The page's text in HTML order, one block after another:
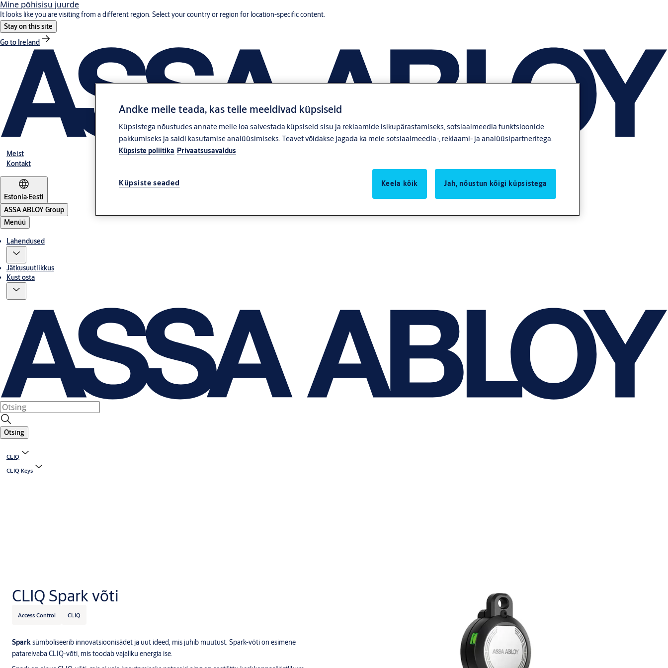
Mine põhisisu juurde
It looks like you are visiting from a different region. Select your country or region for location-specific content.
Stay on this site
Go to Ireland
Meist
Kontakt
Estonia·Eesti
ASSA ABLOY Group
Menüü
Lahendused
Jätkusuutlikkus
Kust osta
Otsing
CLIQ
CLIQ Keys
CLIQ Spark võti
Access Control CLIQ
Sparksümboliseerib innovatsioonisädet ja uut ideed, mis juhib muutust. Spark-võti on esimene
patareivaba CLIQ-võti, mis toodab vajaliku energia ise.
Andke meile teada, kas teile meeldivad küpsiseid
Küpsistega nõustudes annate meile loa salvestada küpsiseid sisu ja reklaamide isikupärastamiseks, sotsiaalmeedia funktsioonide
pakkumiseks ja saidi kasutamise analüüsimiseks. Teavet võidakse jagada ka meie sotsiaalmeedia-, reklaami- ja analüüsipartneritega.
Küpsiste poliitika Privaatsusavaldus
Keela kõik Jah, nõustun kõigi küpsistega
Küpsiste seaded